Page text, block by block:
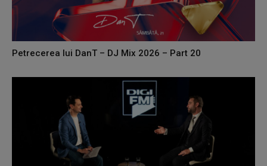
Petrecerea lui DanT – DJ Mix 2026 – Part 20